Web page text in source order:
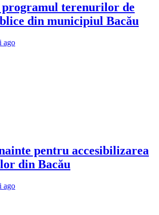
terenurilor de
din municipiul Bacău
ago
pentru accesibilizarea
din Bacău
ago